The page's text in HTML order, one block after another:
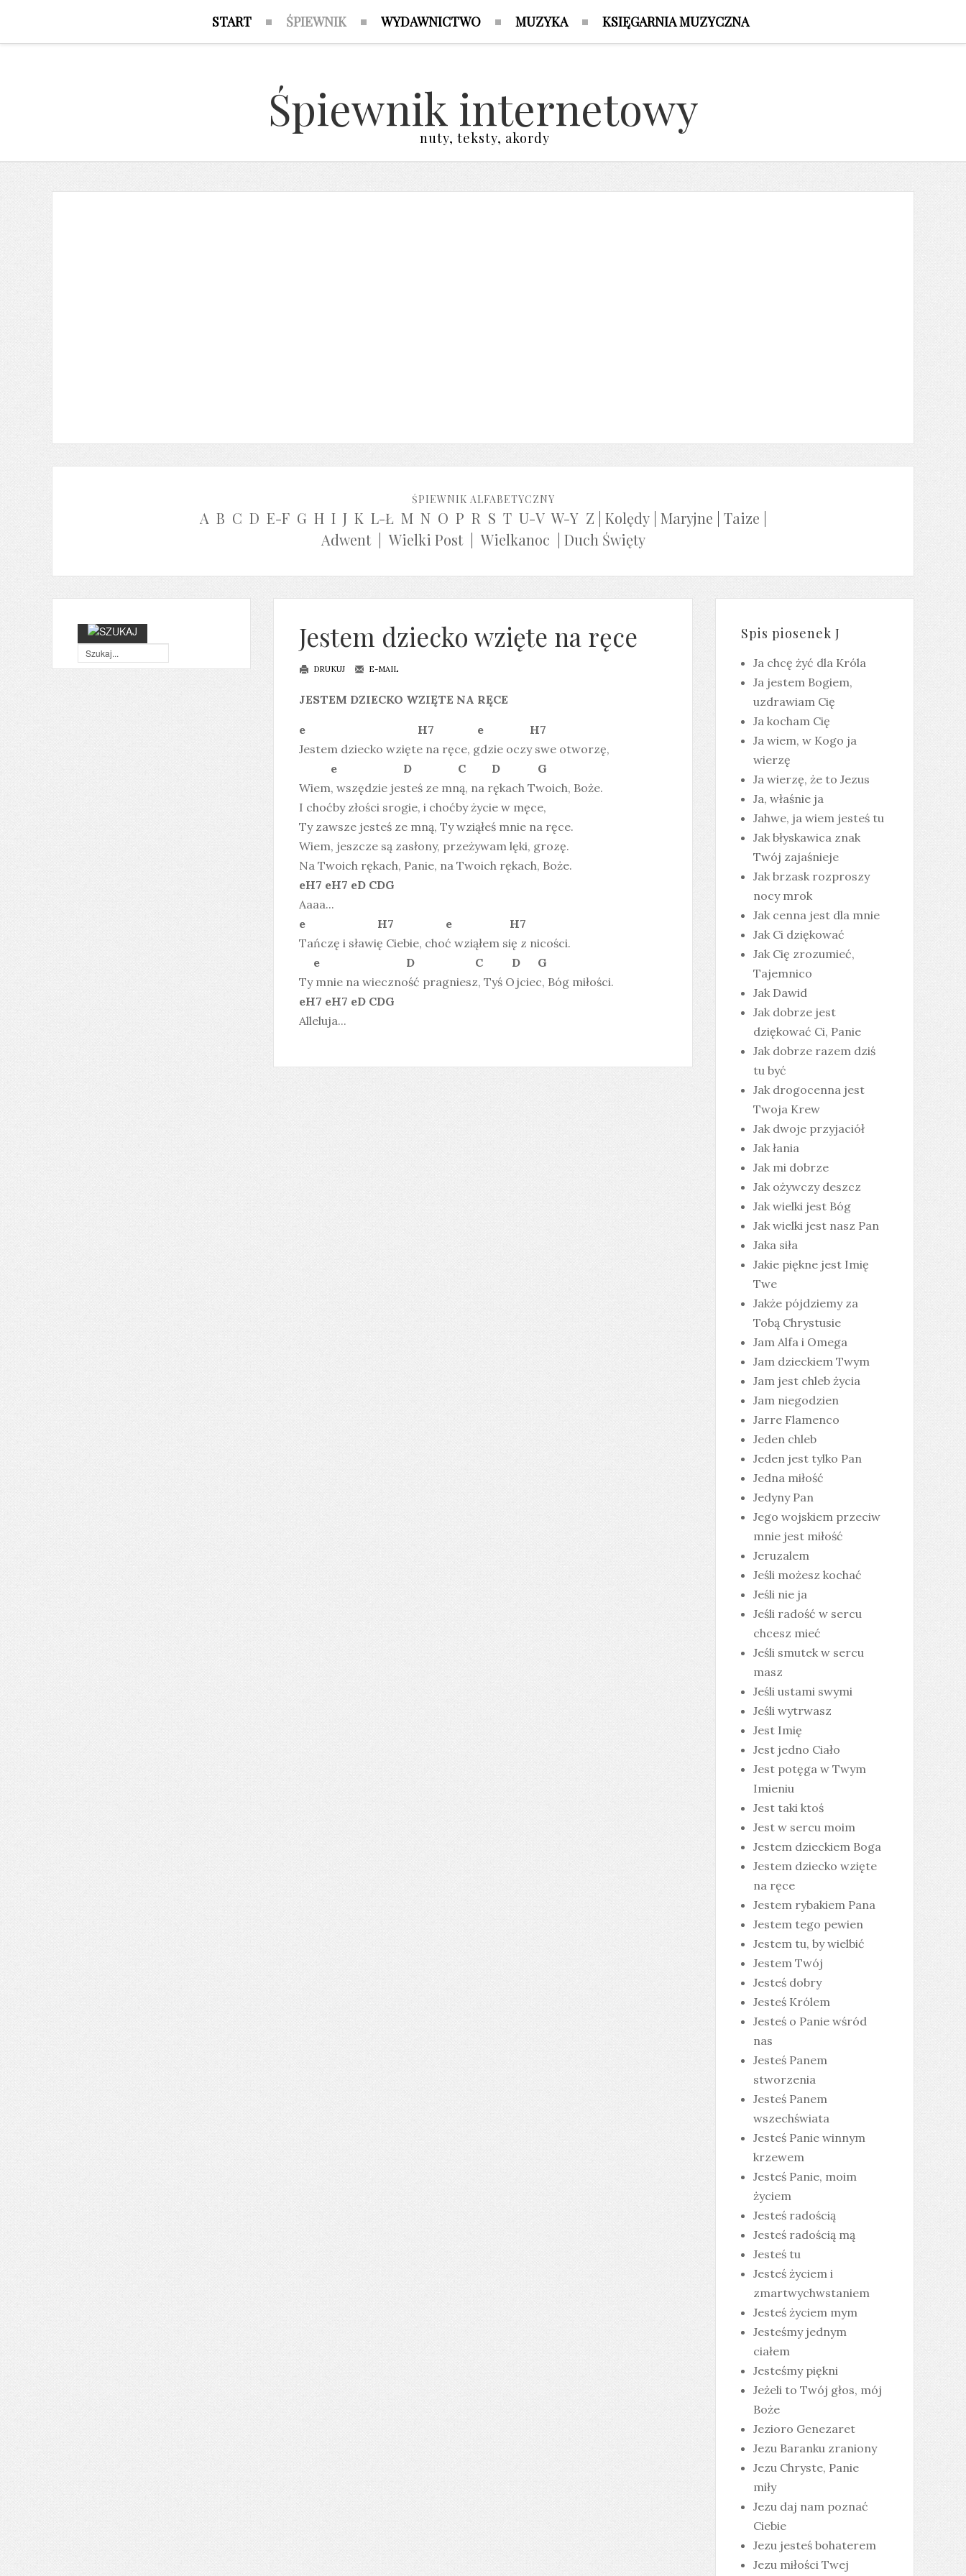
START ŚPIEWNIK WYDAWNICTWO MUZYKA KSIĘGARNIA MUZYCZNA
Śpiewnik internetowy
nuty, teksty, akordy
ŚPIEWNIK ALFABETYCZNY
A B C D E-F G H I J K L-Ł M N O P R S T U-V W-Y Z Kolędy| Maryjne Taize
Adwent| Wielki Post| Wielkanoc Duch Święty
Jestem dziecko wzięte na ręce
DRUKUJ E-MAIL
JESTEM DZIECKO WZIĘTE NA RĘCE
e H7 e H7
Jestem dziecko wzięte na ręce, gdzie oczy swe otworzę,
e D C D G
Wiem, wszędzie jesteś ze mną, na rękach Twoich, Boże.
I choćby złości srogie, i choćby życie w męce,
Ty zawsze jesteś ze mną, Ty wziąłeś mnie na ręce.
Wiem, jeszcze są zasłony, przeżywam lęki, grozę.
Na Twoich rękach, Panie, na Twoich rękach, Boże.
eH7 eH7 eD CDG
Aaaa...
e H7 e H7
Tańczę i sławię Ciebie, choć wziąłem się z nicości.
e D C D G
Ty mnie na wieczność pragniesz, Tyś Ojciec, Bóg miłości.
eH7 eH7 eD CDG
Alleluja...
Spis piosenek J
Ja chcę żyć dla Króla
Ja jestem Bogiem,
uzdrawiam Cię
Ja kocham Cię
Ja wiem, w Kogo ja
wierzę
Ja wierzę, że to Jezus
Ja, właśnie ja
Jahwe, ja wiem jesteś tu
Jak błyskawica znak
Twój zajaśnieje
Jak brzask rozproszy
nocy mrok
Jak cenna jest dla mnie
Jak Ci dziękować
Jak Cię zrozumieć,
Tajemnico
Jak Dawid
Jak dobrze jest
dziękować Ci, Panie
Jak dobrze razem dziś
tu być
Jak drogocenna jest
Twoja Krew
Jak dwoje przyjaciół
Jak łania
Jak mi dobrze
Jak ożywczy deszcz
Jak wielki jest Bóg
Jak wielki jest nasz Pan
Jaka siła
Jakie piękne jest Imię
Twe
Jakże pójdziemy za
Tobą Chrystusie
Jam Alfa i Omega
Jam dzieckiem Twym
Jam jest chleb życia
Jam niegodzien
Jarre Flamenco
Jeden chleb
Jeden jest tylko Pan
Jedna miłość
Jedyny Pan
Jego wojskiem przeciw
mnie jest miłość
Jeruzalem
Jeśli możesz kochać
Jeśli nie ja
Jeśli radość w sercu
chcesz mieć
Jeśli smutek w sercu
masz
Jeśli ustami swymi
Jeśli wytrwasz
Jest Imię
Jest jedno Ciało
Jest potęga w Twym
Imieniu
Jest taki ktoś
Jest w sercu moim
Jestem dzieckiem Boga
Jestem dziecko wzięte
na ręce
Jestem rybakiem Pana
Jestem tego pewien
Jestem tu, by wielbić
Jestem Twój
Jesteś dobry
Jesteś Królem
Jesteś o Panie wśród
nas
Jesteś Panem
stworzenia
Jesteś Panem
wszechświata
Jesteś Panie winnym
krzewem
Jesteś Panie, moim
życiem
Jesteś radością
Jesteś radością mą
Jesteś tu
Jesteś życiem i
zmartwychwstaniem
Jesteś życiem mym
Jesteśmy jednym
ciałem
Jesteśmy piękni
Jeżeli to Twój głos, mój
Boże
Jezioro Genezaret
Jezu Baranku zraniony
Jezu Chryste, Panie
miły
Jezu daj nam poznać
Ciebie
Jezu jesteś bohaterem
Jezu miłości Twej